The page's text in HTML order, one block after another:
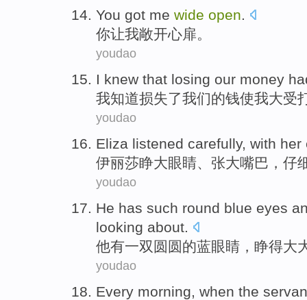
You got me wide open.
你让我敞开心扉。
youdao
I knew that losing our money
我知道损失了我们的钱使我大受
youdao
Eliza listened carefully, with her
伊丽莎睁大眼睛、张大嘴巴 ， 仔
youdao
He has such round blue eyes
looking about.
他有一双 圆圆的蓝眼睛 ， 睁得大
youdao
Every morning when the